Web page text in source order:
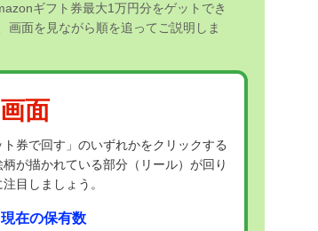
ギフト券最大1万円分をゲットでき
画面を見ながら順を追ってご説明しま
面
券で回す」のいずれかをクリックする
が描かれている部分（リール）が回り
目しましょう。
現在の保有数